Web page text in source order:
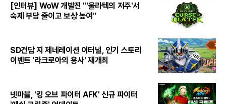
[인터뷰] WoW 개발진 "'울라텍의 저주'서
숙제 부담 줄이고 보상 높여"
SD건담 지 제네레이션 이터널, 인기 스토리
이벤트 '라크로아의 용사' 재개최
넷마블, '킹 오브 파이터 AFK' 신규 파이터